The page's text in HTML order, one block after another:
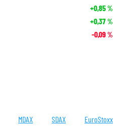
+0,85%
+0,37%
-0,09%
MDAX SDAX EuroStoxx